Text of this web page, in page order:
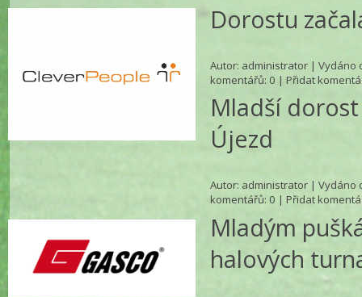
Dorostu
Autor: administrator| Vydáno
komentářů: 0 | Přidat
Mladší
Újezd
Autor: administrator| Vydáno
komentářů: 0 | Přidat
Mladým
halových